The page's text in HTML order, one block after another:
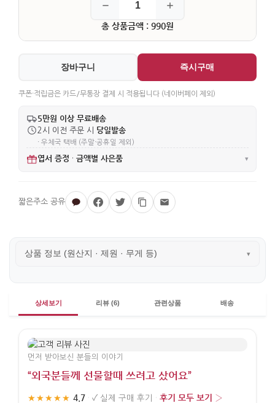
총 상품금액 : 990원
장바구니 즉시구매
쿠폰·적립금은 카드/무통장 결제 시 적용됩니다 (네이버페이 제외)
5만원 이상 무료배송
2시 이전 주문 시 당일발송
· 우체국 택배 (주말·공휴일 제외)
엽서 증정 · 금액별 사은품 ▾
상품 정보 (원산지 · 제원 · 무게 등) ▾
상세보기 리뷰 (6) 관련상품 배송
먼저 받아보신 분들의 이야기
“외국분들께 선물할때 쓰려고 샀어요”
★★★★★ 4.7 · ✓ 실제 구매 후기 · 후기 모두 보기 ›